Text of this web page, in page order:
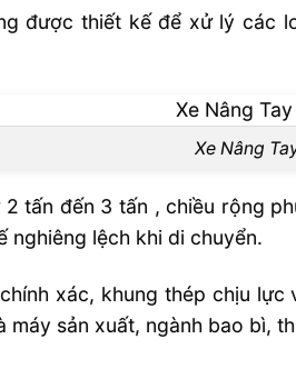
thương hiệu phổ biến?
xe nâng tay thấp càng rộng
nâng tay thấp FAQ
nylon cho xe nâng tay thấp
được thiết kế để xử lý các
Xe Nâng
tấn đến 3 tấn , chiều rộng
nghiêng lệch khi di chuyển.
xác, khung thép chịu
máy sản xuất, ngành bao bì,